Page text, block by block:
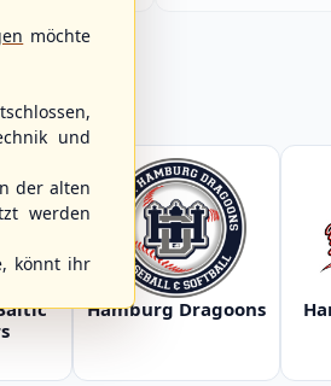
Hamburg Dragoons
möchte
und
der alten
werden
könnt ihr